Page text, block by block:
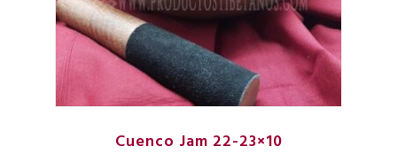
Cuenco Jam 22-23×10